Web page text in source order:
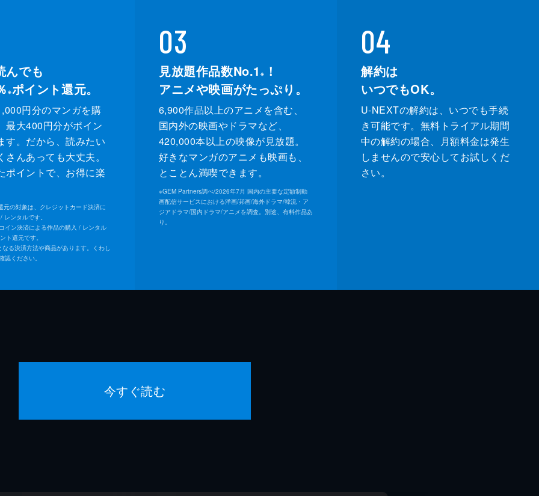
んでも
※ポイント還元。
円分のマンガを購
最大400円分がポイン
す。だから、読みたい
さんあっても大丈夫。
ポイントで、お得に楽
元の対象は、クレジットカード決済に
ンタルです。
イン決済による作品の購入 / レンタル
ト還元です。
る決済方法や商品があります。くわし
認ください。
03
見放題作品数No.1 ※
！
アニメや映画がたっぷり。
6,900作品以上のアニメを含む、
国内外の映画やドラマなど、
420,000本以上の映像が見放題。
好きなマンガのアニメも映画も、
とことん満喫できます。
※GEM Partners調べ/2026年7⽉ 国内の主要な定額制動
画配信サービスにおける洋画/邦画/海外ドラマ/韓流・ア
ジアドラマ/国内ドラマ/アニメを調査。別途、有料作品あ
り。
04
解約は
いつでもOK。
U-NEXTの解約は、いつでも手続
き可能です。無料トライアル期間
中の解約の場合、月額料金は発生
しませんので安心してお試しくだ
さい。
今すぐ読む